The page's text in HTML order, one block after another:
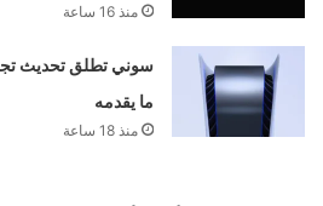
منذ 16 ساعة
ما يقدمه
منذ 18 ساعة